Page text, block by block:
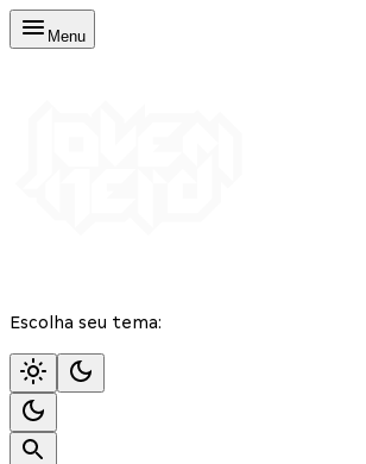
Menu
Escolha seu tema: